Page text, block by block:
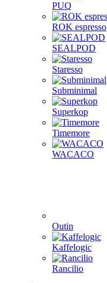
PUQ
ROK espresso
SEALPOD
Staresso
Subminimal
Superkop
Timemore
WACACO
Outin
Kaffelogic
Rancilio